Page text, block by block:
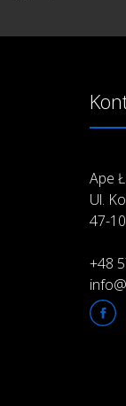
Ape
Ul.
47-
+48